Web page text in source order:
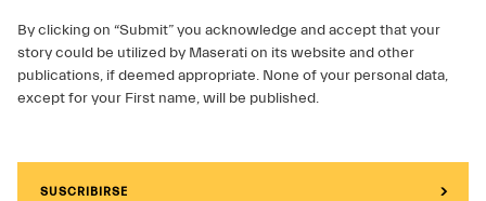
By clicking on “Submit” you acknowledge and accept that your
story could be utilized by Maserati on its website and other
publications, if deemed appropriate. None of your personal data,
except for your First name, will be published.
SUSCRIBIRSE